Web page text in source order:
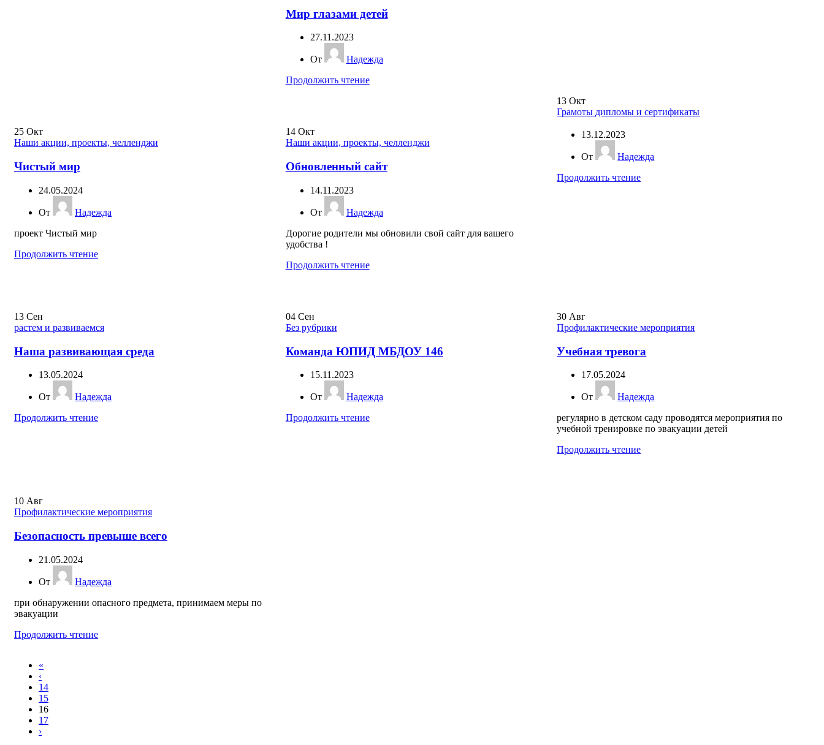
Мир глазами детей
27.11.2023
От
Надежда
Продолжить чтение
25 Окт
Наши акции, проекты, челленджи
Чистый мир
24.05.2024
От
Надежда
проект Чистый мир
Продолжить чтение
14 Окт
Наши акции, проекты, челленджи
Обновленный сайт
14.11.2023
От
Надежда
Дорогие родители мы обновили свой сайт для вашего
удобства !
Продолжить чтение
13Окт
Грамоты дипломы и сертификаты
13.12.2023
От
Надежда
Продолжить чтение
13 Сен
растем и развиваемся
Наша развивающая среда
13.05.2024
От
Надежда
Продолжить чтение
04 Сен
Без рубрики
Команда ЮПИД МБДОУ 146
15.11.2023
От
Надежда
Продолжить чтение
30 Авг
Профилактические мероприятия
Учебная тревога
17.05.2024
От
Надежда
регулярно в детском саду проводятся мероприятия по
учебной тренировке по эвакуации детей
Продолжить чтение
10 Авг
Профилактические мероприятия
Безопасность превыше всего
21.05.2024
От
Надежда
при обнаружении опасного предмета, принимаем меры по
эвакуации
Продолжить чтение
«
‹
14
15
16
17
›